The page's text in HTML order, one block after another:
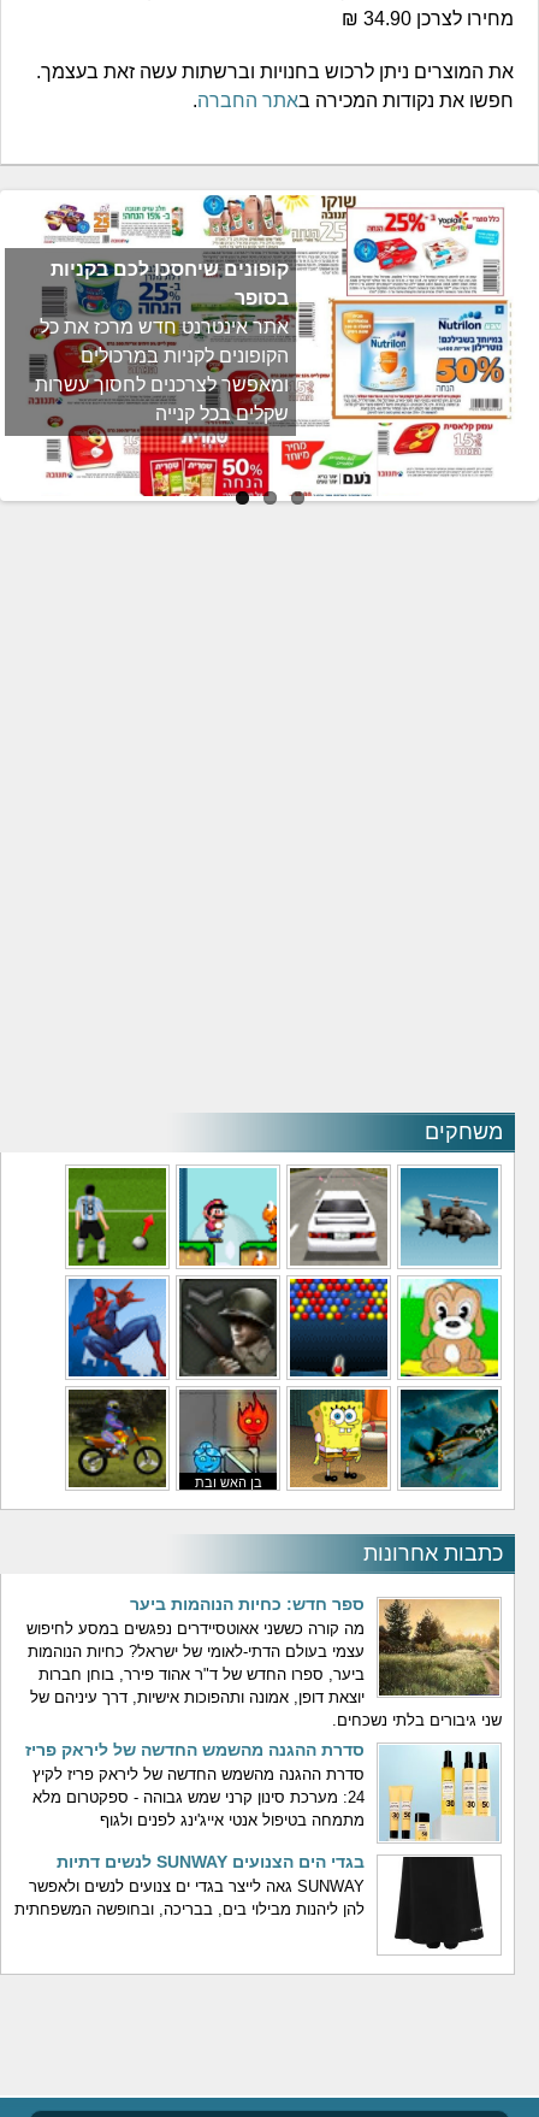
משחקים
משחקי מסוקים משחקי מכוניות משחקי סופר מריו משחקי כדורגל
משחקי לילדים משחקי באבלס משחקי מלחמה משחקי גיבורים
בן האש ובת
כתבות אחרונות
ספר חדש: כחיות הנוהמות ביער
מה קורה כששני אאוטסיידרים נפגשים במסע לחיפוש
עצמי בעולם הדתי-לאומי של ישראל? כחיות הנוהמות
ביער, ספרו החדש של ד"ר אהוד פירר, בוחן חברות
יוצאת דופן, אמונה ותהפוכות אישיות, דרך עיניהם של
שני גיבורים בלתי נשכחים.
סדרת ההגנה מהשמש החדשה של ליראק פריז
סדרת ההגנה מהשמש החדשה של ליראק פריז לקיץ
24: מערכת סינון קרני שמש גבוהה - ספקטרום מלא
מתמחה בטיפול אנטי אייג'ינג לפנים ולגוף
בגדי הים הצנועים SUNWAY לנשים דתיות
SUNWAY גאה לייצר בגדי ים צנועים לנשים ולאפשר
להן ליהנות מבילוי בים, בבריכה, ובחופשה המשפחתית
מחירו לצרכן 34.90 ₪
את המוצרים ניתן לרכוש בחנויות וברשתות עשה זאת בעצמך.
חפשו את נקודות המכירה באתר החברה.
קופונים שיחסכו לכם בקניות
בסופר
אתר אינטרנט חדש מרכז את כל
הקופונים לקניות במרכולים
ומאפשר לצרכנים לחסוך עשרות
שקלים בכל קנייה